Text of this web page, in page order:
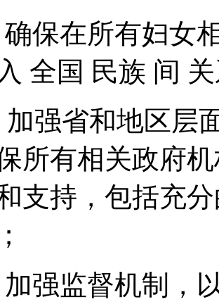
确保在所有妇女
全国 民族 间
加强省和地区层
所有相关政府
支持，包括充
加强监督机制，